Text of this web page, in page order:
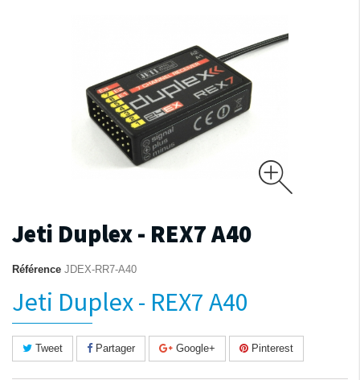
Jeti Duplex - REX7 A40
Référence JDEX-RR7-A40
Jeti Duplex - REX7 A40
Tweet Partager Google+ Pinterest